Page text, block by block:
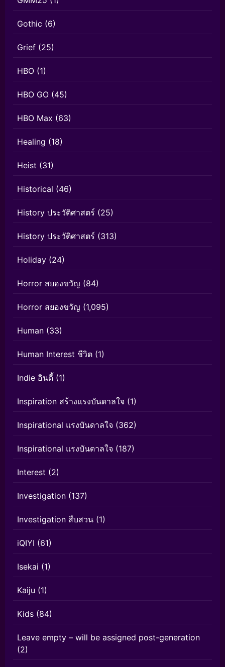
Gothic (6)
Grief (25)
HBO (1)
HBO GO (45)
HBO Max (63)
Healing (18)
Heist (31)
Historical (46)
History ประวัติศาสตร์ (25)
History ประวัติศาสตร์ (313)
Holiday (24)
Horror สยองขวัญ (84)
Horror สยองขวัญ (1,095)
Human (33)
Human Interest ชีวิต (1)
Indie อินดี้ (1)
Inspiration สร้างแรงบันดาลใจ (1)
Inspirational แรงบันดาลใจ (362)
Inspirational แรงบันดาลใจ (187)
Interest (2)
Investigation (137)
Investigation สืบสวน (1)
iQIYI (61)
Isekai (1)
Kaiju (1)
Kids (84)
Leave empty – will be assigned post-generation
(2)